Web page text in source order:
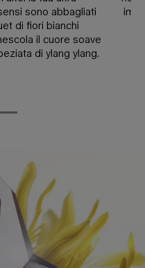
sono abbagliati
di fiori bianchi
il cuore soave
di ylang ylang.